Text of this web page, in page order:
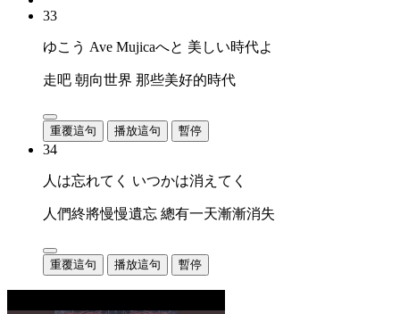
33
ゆこう Ave Mujicaへと 美しい時代よ
走吧 朝向世界 那些美好的時代
重覆這句 播放這句 暫停
34
人は忘れてく いつかは消えてく
人們終將慢慢遺忘 總有一天漸漸消失
重覆這句 播放這句 暫停